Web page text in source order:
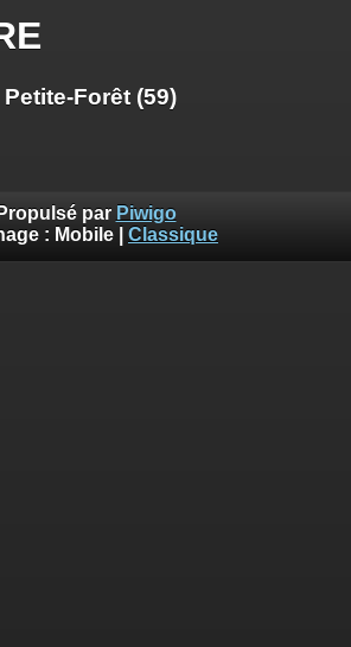
Petite-Forêt (59)
Propulsé par Piwigo
: Mobile Classique